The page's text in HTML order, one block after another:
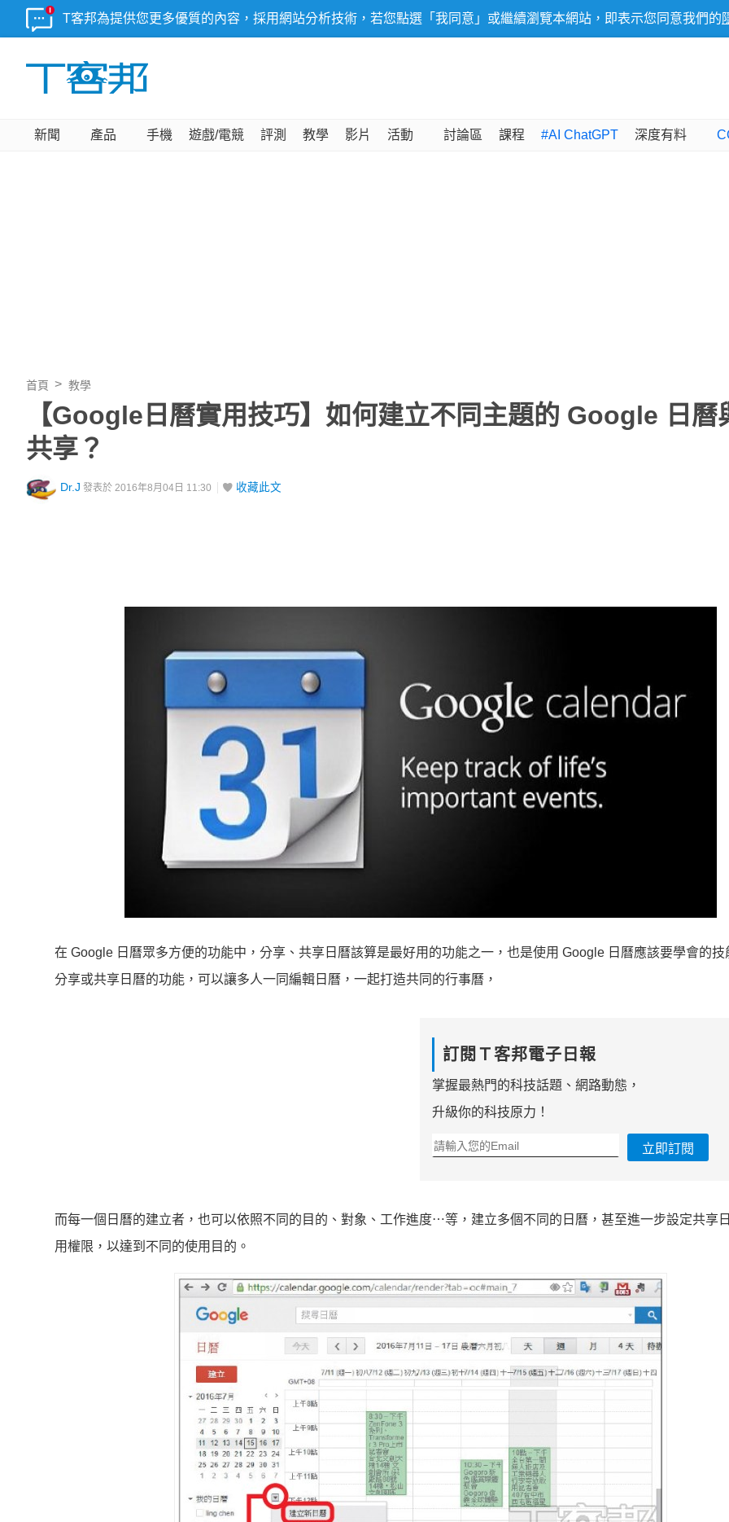
T客邦為提供您更多優質的內容，採用網站分析技術，若您點選「我同意」或繼續瀏覽本網站，即表示您同意我們的
新聞 產品 手機 遊戲/電競 評測 教學 影片 活動 討論區 課程 #AI ChatGPT 深度有料
首頁 教學
【Google日曆實用技巧】如何建立不同主題的 Google 日曆
共享？
Dr.J 發表於 2016年8月04日 11:30 收藏此文
在 Google 日曆眾多方便的功能中，分享、共享日曆該算是最好用的功能之一，也是使用 Google 日曆應該要學會的技
分享或共享日曆的功能，可以讓多人一同編輯日曆，一起打造共同的行事曆，
訂閱Ｔ客邦電子日報
掌握最熱門的科技話題、網路動態，
升級你的科技原力！
立即訂閱
而每一個日曆的建立者，也可以依照不同的目的、對象、工作進度⋯等，建立多個不同的日曆，甚至進一步設定共享
用權限，以達到不同的使用目的。